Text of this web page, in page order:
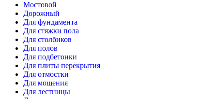
Мостовой
Дорожный
Для фундамента
Для стяжки пола
Для столбиков
Для полов
Для подбетонки
Для плиты перекрытия
Для отмостки
Для мощения
Для лестницы